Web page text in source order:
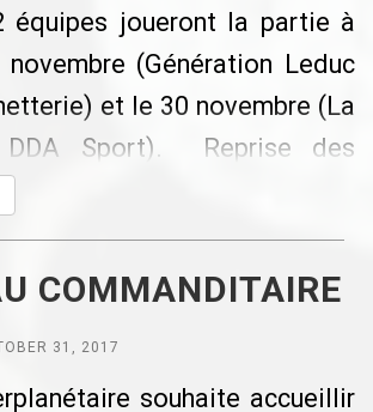
équipes joueront la partie à
(Génération Leduc
et le 30 novembre (La
DDA Sport). Reprise des
le 7 décembre.
du temps des Fêtesest en
le 21 décembre, après
fois, je tiens à féliciter les
COMMANDITAIRE
31, 2017
souhaite accueillir